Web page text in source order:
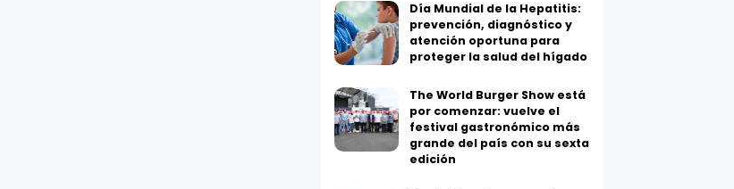
Día Mundial de la Hepatitis:
prevención, diagnóstico y
atención oportuna para
proteger la salud del hígado
The World Burger Show está
por comenzar: vuelve el
festival gastronómico más
grande del país con su sexta
edición